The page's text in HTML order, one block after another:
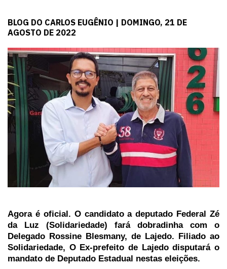
BLOG DO CARLOS EUGÊNIO | DOMINGO, 21 DE
AGOSTO DE 2022
Agora é oficial. O candidato a deputado Federal Zé
da Luz (Solidariedade) fará dobradinha com o
Delegado Rossine Blesmany, de Lajedo. Filiado ao
Solidariedade, O Ex-prefeito de Lajedo disputará o
mandato de Deputado Estadual nestas eleições.